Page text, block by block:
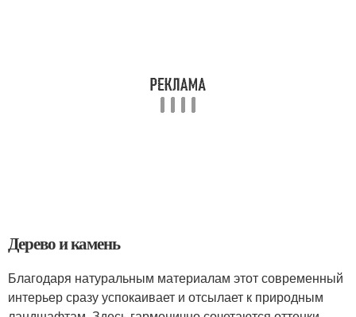
Дерево и камень
Благодаря натуральным материалам этот современный
интерьер сразу успокаивает и отсылает к природным